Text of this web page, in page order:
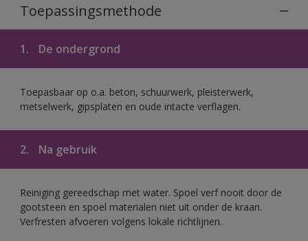
Toepassingsmethode
1. De ondergrond
Toepasbaar op o.a. beton, schuurwerk, pleisterwerk,
metselwerk, gipsplaten en oude intacte verflagen.
2. Na gebruik
Reiniging gereedschap met water. Spoel verf nooit door de
gootsteen en spoel materialen niet uit onder de kraan.
Verfresten afvoeren volgens lokale richtlijnen.